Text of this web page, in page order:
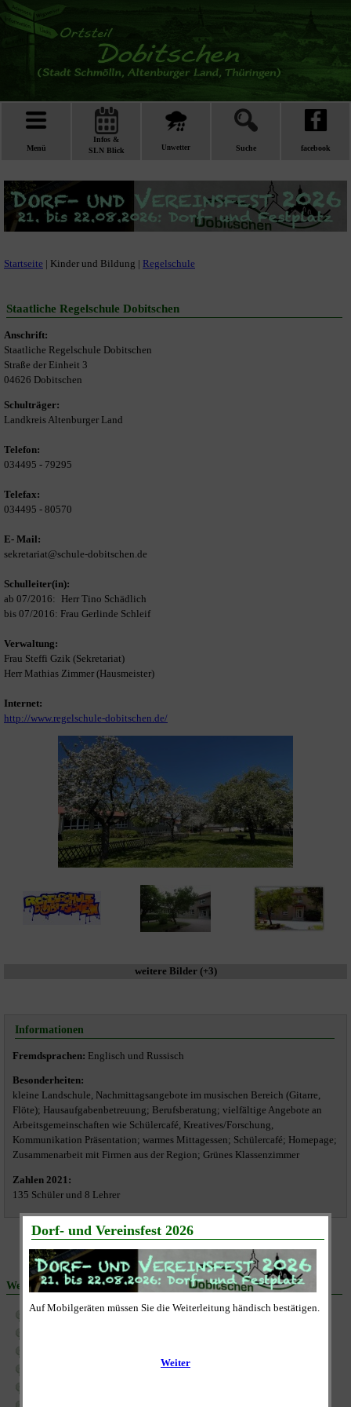
Menü
Infos &
SLN Blick
Unwetter Suche facebook
Startseite | Kinder und Bildung | Regelschule
Staatliche Regelschule Dobitschen
Anschrift:
Staatliche Regelschule Dobitschen
Straße der Einheit 3
04626 Dobitschen
Schulträger:
Landkreis Altenburger Land
Telefon:
034495 - 79295
Telefax:
034495 - 80570
E- Mail:
sekretariat@schule-dobitschen.de
Schulleiter(in):
ab 07/2016:
Herr Tino Schädlich
bis 07/2016: Frau Gerlinde Schleif
Verwaltung:
Frau Steffi Gzik (Sekretariat)
Herr Mathias Zimmer (Hausmeister)
Internet:
http://www.regelschule-dobitschen.de/
weitere Bilder (+3)
Informationen
Fremdsprachen: Englisch und Russisch
Besonderheiten:
kleine Landschule, Nachmittagsangebote im musischen Bereich (Gitarre,
Flöte); Hausaufgabenbetreuung; Berufsberatung; vielfältige Angebote an
Arbeitsgemeinschaften wie Schülercafé, Kreatives/Forschung,
Kommunikation Präsentation; warmes Mittagessen; Schülercafé; Homepage;
Zusammenarbeit mit Firmen aus der Region; Grünes Klassenzimmer
Zahlen 2021:
135 Schüler und 8 Lehrer
Weitere Beiträge:
Aktueller Vertretungsplan der Regelschule
Sport- und Fußballplatz in der ehemaligen Gemeinde Dobitschen